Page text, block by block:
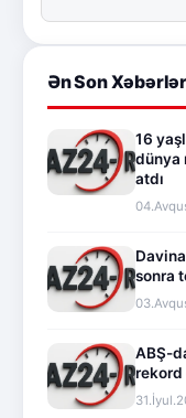
Ən Son Xəbərlər
16
dünya
atdı
sonra
ABŞ-
rekord